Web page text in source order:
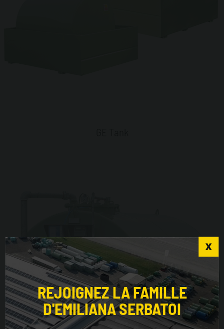
Choose the country you are in and your language
for a better browsing experience
WORLDWIDE
REJOIGNEZ LA FAMILLE
D'EMILIANA SERBATOI